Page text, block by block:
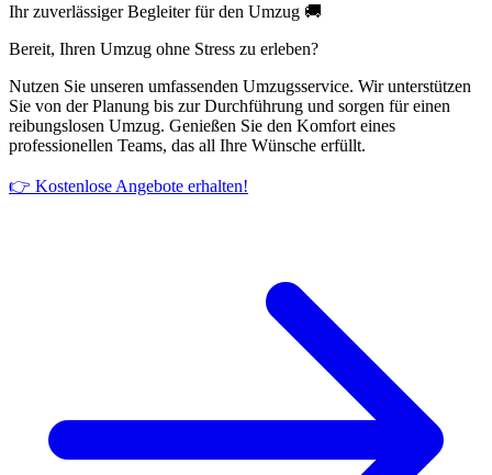
Ihr zuverlässiger Begleiter für den Umzug 🚚
Bereit, Ihren Umzug ohne Stress zu erleben?
Nutzen Sie unseren umfassenden Umzugsservice. Wir unterstützen
Sie von der Planung bis zur Durchführung und sorgen für einen
reibungslosen Umzug. Genießen Sie den Komfort eines
professionellen Teams, das all Ihre Wünsche erfüllt.
👉 Kostenlose Angebote erhalten!